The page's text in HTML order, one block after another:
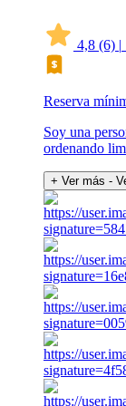
4,8 (6) |
Reserva
Soy una
ordenando
+ Ver más -